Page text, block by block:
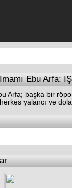
Ebu Arfa:
Arfa; başka bir
yalancı ve